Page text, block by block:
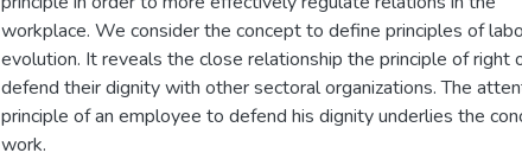
workplace. We consider the concept to define principles of
evolution. It reveals the close relationship the principle of right
defend their dignity with other sectoral organizations. The
principle of an employee to defend his dignity underlies the
work.